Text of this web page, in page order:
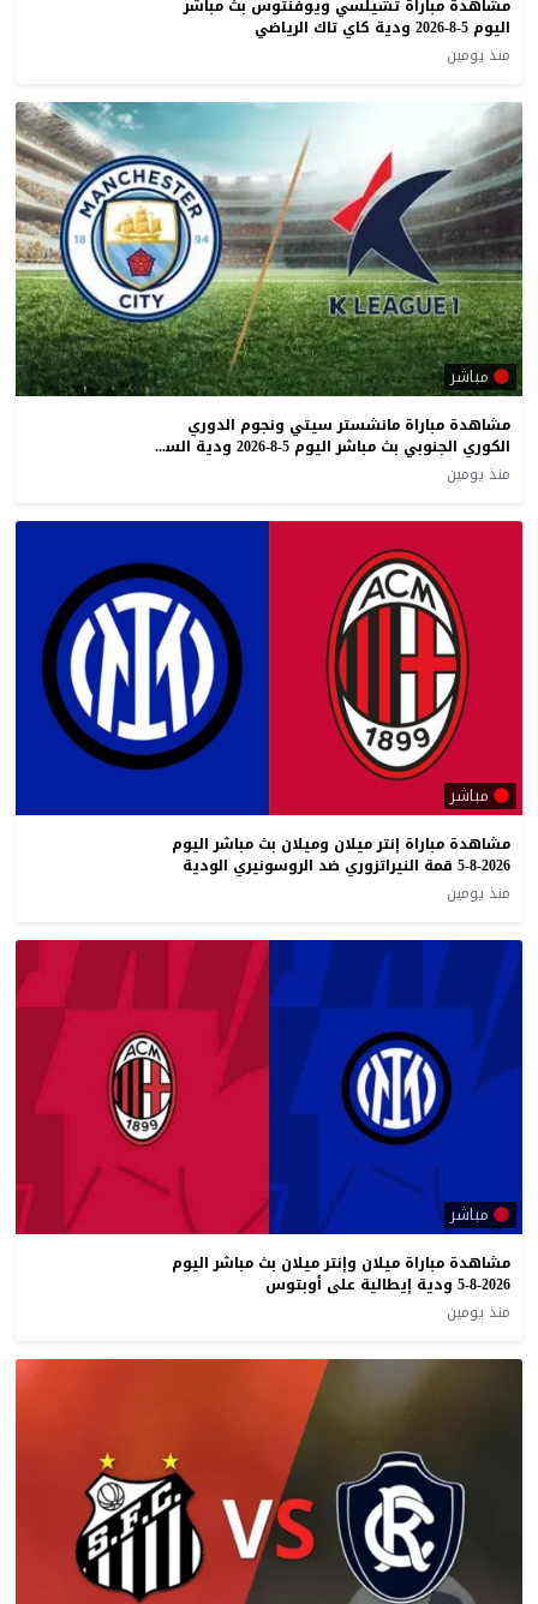
مشاهدة مباراة تشيلسي ويوفنتوس بث مباشر
اليوم 5-8-2026 ودية كاي تاك الرياضي
منذ يومين
مباشر
مشاهدة مباراة مانشستر سيتي ونجوم الدوري
الكوري الجنوبي بث مباشر اليوم 5-8-2026 ودية السيتيزن على ملعب كأس العالم في سيول
منذ يومين
مباشر
مشاهدة مباراة إنتر ميلان وميلان بث مباشر اليوم
5-8-2026 قمة النيراتزوري ضد الروسونيري الودية
منذ يومين
مباشر
مشاهدة مباراة ميلان وإنتر ميلان بث مباشر اليوم
5-8-2026 ودية إيطالية على أوبتوس
منذ يومين